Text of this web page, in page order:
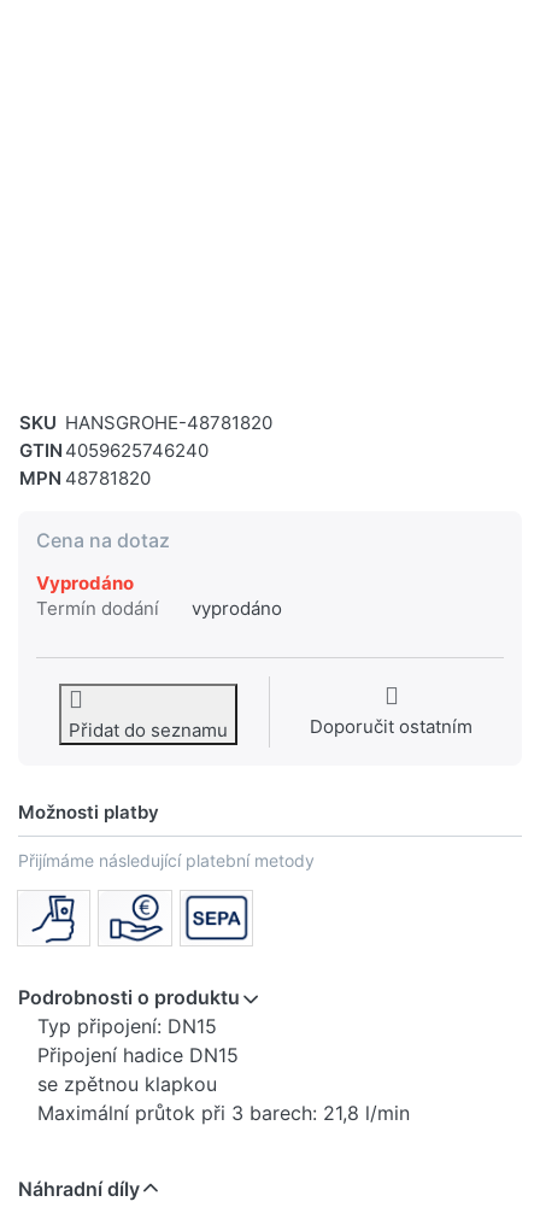
SKU HANSGROHE-48781820
GTIN 4059625746240
MPN 48781820
Cena na dotaz
Vyprodáno
Termín dodání
vyprodáno
Přidat do seznamu Doporučit ostatním
Možnosti platby
Přijímáme následující platební metody
Podrobnosti o produktu
Typ připojení: DN15
Připojení hadice DN15
se zpětnou klapkou
Maximální průtok při 3 barech: 21,8 l/min
Náhradní díly